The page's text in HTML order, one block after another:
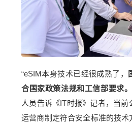
“eSIM本身技术已经很成熟了，
合国家政策法规和工信部要求。
人员告诉《IT时报》记者，当
运营商制定符合安全标准的技术